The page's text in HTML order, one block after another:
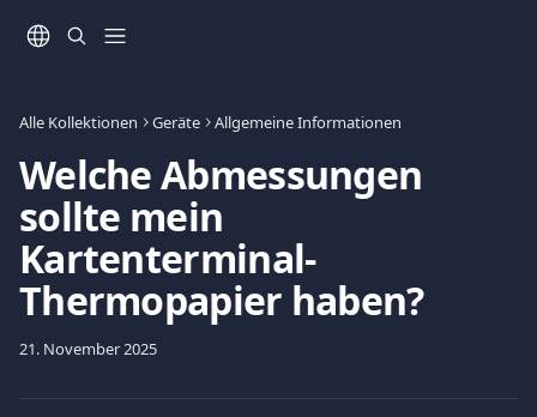
Alle Kollektionen Geräte Allgemeine Informationen
Welche Abmessungen
sollte mein
Kartenterminal-
Thermopapier haben?
21. November 2025